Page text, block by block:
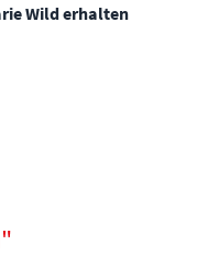
Wild erhalten